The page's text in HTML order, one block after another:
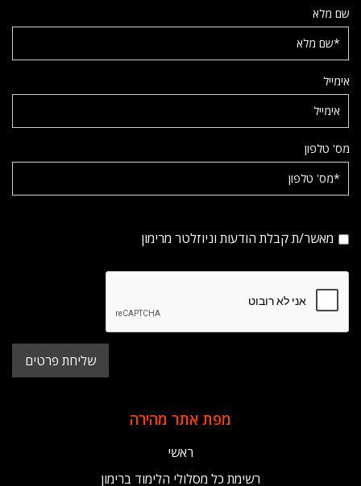
שם מלא
אימייל
מס' טלפון
מאשר/ת קבלת הודעות וניוזלטר מרימון
מפת אתר מהירה
ראשי
רשימת כל מסלולי הלימוד ברימון